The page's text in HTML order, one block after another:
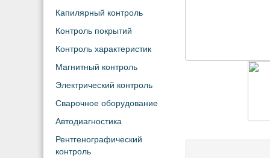
Капилярный контроль
Контроль покрытий
Контроль характеристик
Магнитный контроль
Электрический контроль
Сварочное оборудование
Автодиагностика
Рентгенографический
контроль